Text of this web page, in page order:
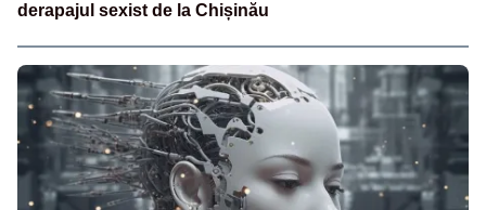
derapajul sexist de la Chișinău